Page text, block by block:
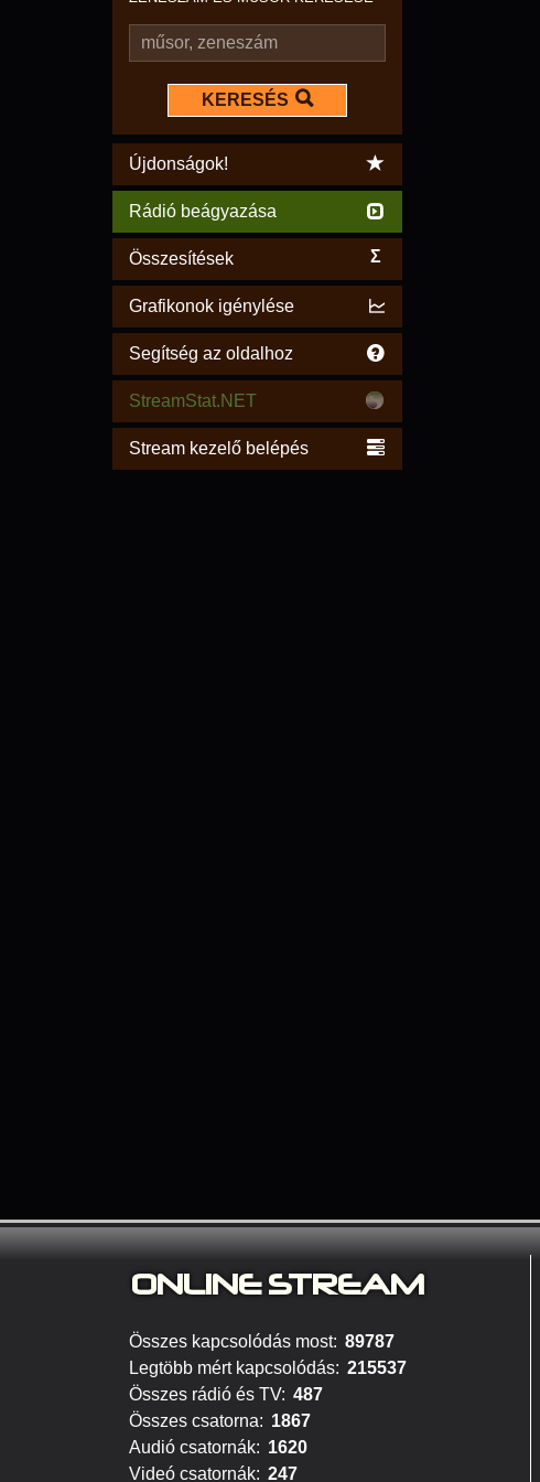
KERESÉS
Újdonságok!
Rádió beágyazása
Összesítések Σ
Grafikonok igénylése
Segítség az oldalhoz
StreamStat.NET
Stream kezelő belépés
ONLINE STREAM
Összes kapcsolódás most: 89787
Legtöbb mért kapcsolódás: 215537
Összes rádió és TV: 487
Összes csatorna: 1867
Audió csatornák: 1620
Videó csatornák: 247